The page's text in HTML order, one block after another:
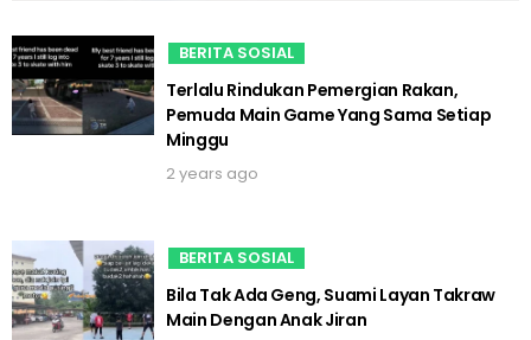
BERITA SOSIAL
Terlalu Rindukan Pemergian Rakan,
Pemuda Main Game Yang Sama Setiap
Minggu
2 years ago
BERITA SOSIAL
Bila Tak Ada Geng, Suami Layan Takraw
Main Dengan Anak Jiran